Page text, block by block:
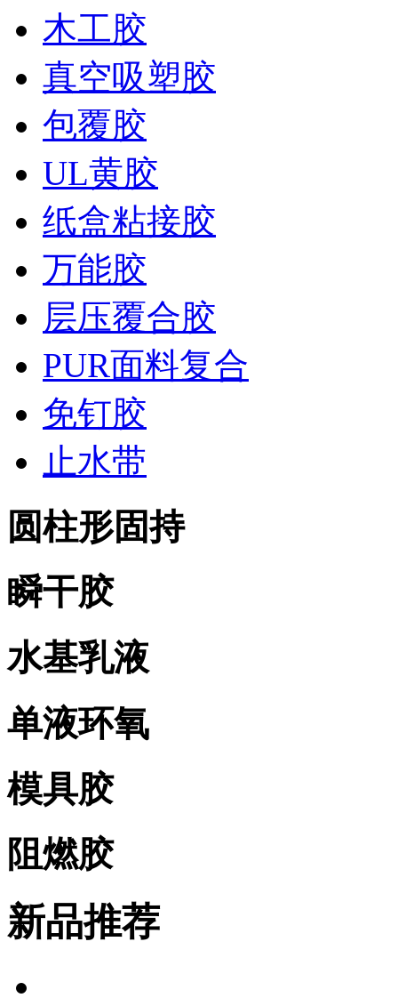
木工胶
真空吸塑胶
包覆胶
UL黄胶
纸盒粘接胶
万能胶
层压覆合胶
PUR面料复合
免钉胶
止水带
圆柱形固持
瞬干胶
水基乳液
单液环氧
模具胶
阻燃胶
新品推荐